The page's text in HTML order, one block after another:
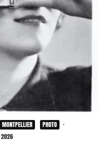
MONTPELLIER PHOTO
·